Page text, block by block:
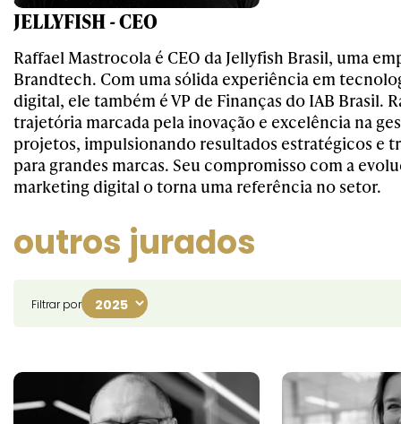
JELLYFISH - CEO
Raffael Mastrocola é CEO da Jellyfish Brasil, uma
Brandtech. Com uma sólida experiência em
digital, ele também é VP de Finanças do IAB Brasil.
trajetória marcada pela inovação e excelência na
projetos, impulsionando resultados estratégicos e
para grandes marcas. Seu compromisso com a
marketing digital o torna uma referência no setor.
outros jurados
Filtrar por